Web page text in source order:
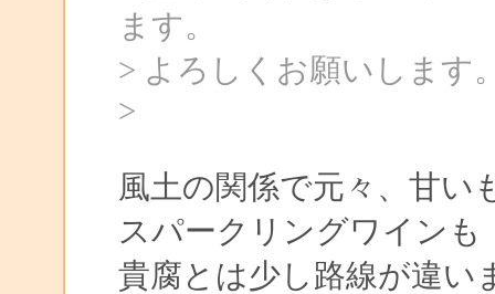
ます。
> よろしくお願いします
>
風土の関係で元々、甘い
スパークリングワイン
貴腐とは少し路線が違い